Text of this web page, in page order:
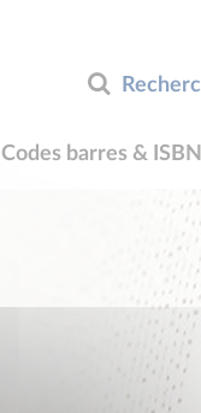
Codes barres &